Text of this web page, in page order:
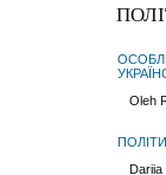
Oleh